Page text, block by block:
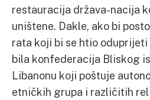
restauracija država-nacija
uništene. Dakle, ako bi
rata koji bi se htio
bila konfederacija Bliskog
Libanonu koji poštuje
etničkih grupa i različitih